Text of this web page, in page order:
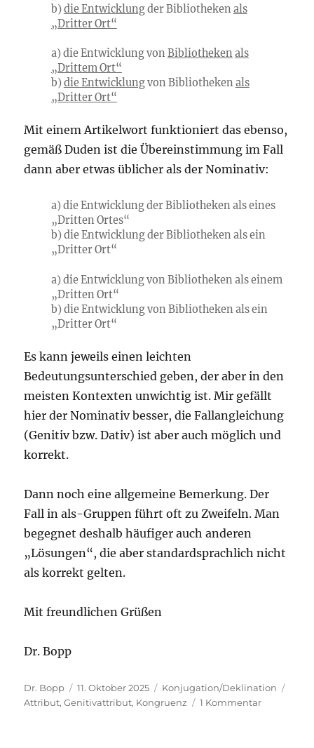
b)die Entwicklungder Bibliotheken als
„Dritter Ort“
a) die Entwicklung von Bibliotheken als
„Drittem Ort“
b)die Entwicklungvon Bibliotheken als
„Dritter Ort“
Mit einem Artikelwort funktioniert das ebenso,
gemäß Duden ist die Übereinstimmung im Fall
dann aber etwas üblicher als der Nominativ:
a) die Entwicklung der Bibliotheken als eines
„Dritten Ortes“
b) die Entwicklung der Bibliotheken als ein
„Dritter Ort“
a) die Entwicklung von Bibliotheken als einem
„Dritten Ort“
b) die Entwicklung von Bibliotheken als ein
„Dritter Ort“
Es kann jeweils einen leichten
Bedeutungsunterschied geben, der aber in den
meisten Kontexten unwichtig ist. Mir gefällt
hier der Nominativ besser, die Fallangleichung
(Genitiv bzw. Dativ) ist aber auch möglich und
korrekt.
Dann noch eine allgemeine Bemerkung. Der
Fall in als-Gruppen führt oft zu Zweifeln. Man
begegnet deshalb häufiger auch anderen
„Lösungen“, die aber standardsprachlich nicht
als korrekt gelten.
Mit freundlichen Grüßen
Dr. Bopp
Autor
Dr. Bopp
Veröffentlicht
am
11. Oktober 2025 Kategorien
Konjugation/Deklination
Attribut,Genitivattribut, Kongruenz 1 Kommentarzu